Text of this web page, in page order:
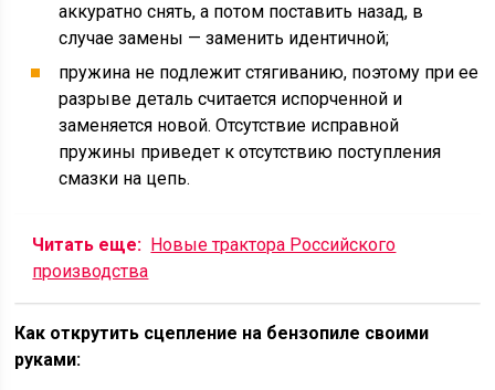
аккуратно снять, а потом поставить назад, в
случае замены — заменить идентичной;
пружина не подлежит стягиванию, поэтому при ее
разрыве деталь считается испорченной и
заменяется новой. Отсутствие исправной
пружины приведет к отсутствию поступления
смазки на цепь.
Читать еще: Новые трактора Российского
производства
Как открутить сцепление на бензопиле своими
руками: